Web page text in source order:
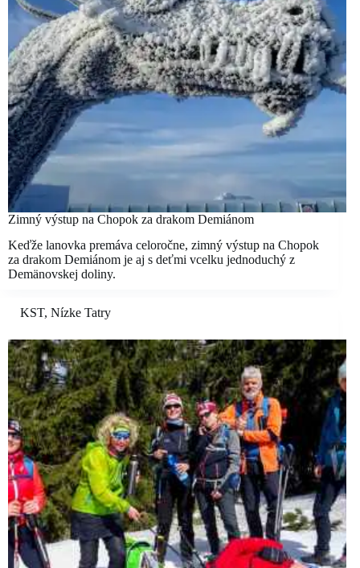
Zimný výstup na Chopok za drakom Demiánom
Keďže lanovka premáva celoročne, zimný výstup na Chopok
za drakom Demiánom je aj s deťmi vcelku jednoduchý z
Demänovskej doliny.
KST, Nízke Tatry